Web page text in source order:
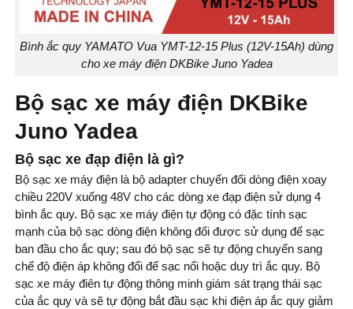
Bình ắc quy YAMATO Vua YMT-12-15 Plus (12V-15Ah) dùng
cho xe máy điện DKBike Juno Yadea
Bộ sạc xe máy điện DKBike
Juno Yadea
Bộ sạc xe đạp điện là gì?
Bộ sạc xe máy điện là bộ adapter chuyển đổi dòng điện xoay
chiều 220V xuống 48V cho các dòng xe đạp điện sử dụng 4
bình ắc quy. Bộ sạc xe máy điện tự động có đặc tính sạc
mạnh của bộ sạc dòng điện không đổi được sử dụng để sạc
ban đầu cho ắc quy; sau đó bộ sạc sẽ tự động chuyển sang
chế độ điện áp không đổi để sạc nổi hoặc duy trì ắc quy. Bộ
sạc xe máy điên tự động thông minh giám sát trạng thái sạc
của ắc quy và sẽ tự động bắt đầu sạc khi điện áp ắc quy giảm